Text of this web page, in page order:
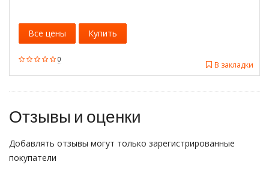
0
В закладки
Все цены Купить
Отзывы и оценки
Добавлять отзывы могут только зарегистрированные
покупатели